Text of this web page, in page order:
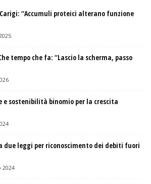
“Accumuli proteici alterano funzione
tempo che fa: “Lascio la scherma, passo
e sostenibilità binomio per la crescita
due leggi per riconoscimento dei debiti fuori
2024